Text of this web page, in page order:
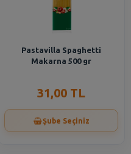
Pastavilla Spaghetti
Makarna 500 gr
31,00 TL
Şube Seçiniz